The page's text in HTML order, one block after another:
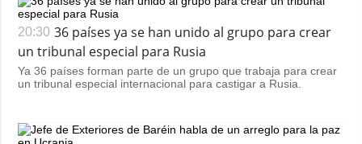
20:30 36 países ya se han unido al grupo para crear
un tribunal especial para Rusia
Ya 36 países forman parte de un grupo que trabaja para crear
un tribunal especial internacional para castigar a Rusia.